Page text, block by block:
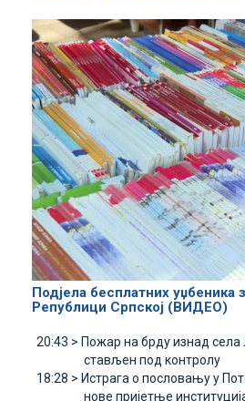
Подјела бесплатних уџбеника
Републици Српској (ВИДЕО)
20:43 > Пожар на брду изнад
стављен под контролу
18:28 > Истрага о пословању у
нове пријетње